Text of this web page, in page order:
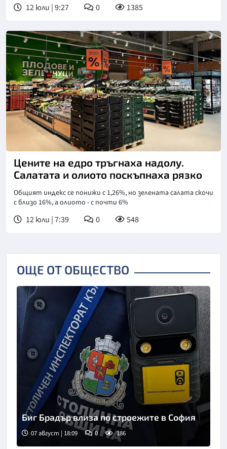
12 юли | 9:27 0 1385
Цените на едро тръгнаха надолу.
Салатата и олиото поскъпнаха рязко
Общият индекс се понижи с 1,26%, но зелената салата скочи
с близо 16%, а олиото - с почти 6%
12 юли | 7:39 0 548
ОЩЕ ОТ ОБЩЕСТВО
Снимка: БНТ
Биг Брадър влиза по строежите в София
07 август | 18:09 0 186